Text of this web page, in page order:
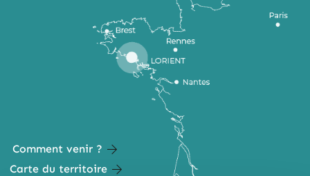
Comment venir ?
Carte du territoire